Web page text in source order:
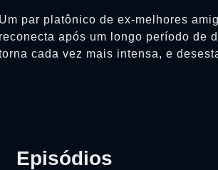
Um par platônico de ex-melhores
reconecta após um longo período de
cada vez mais intensa, e
Episódios